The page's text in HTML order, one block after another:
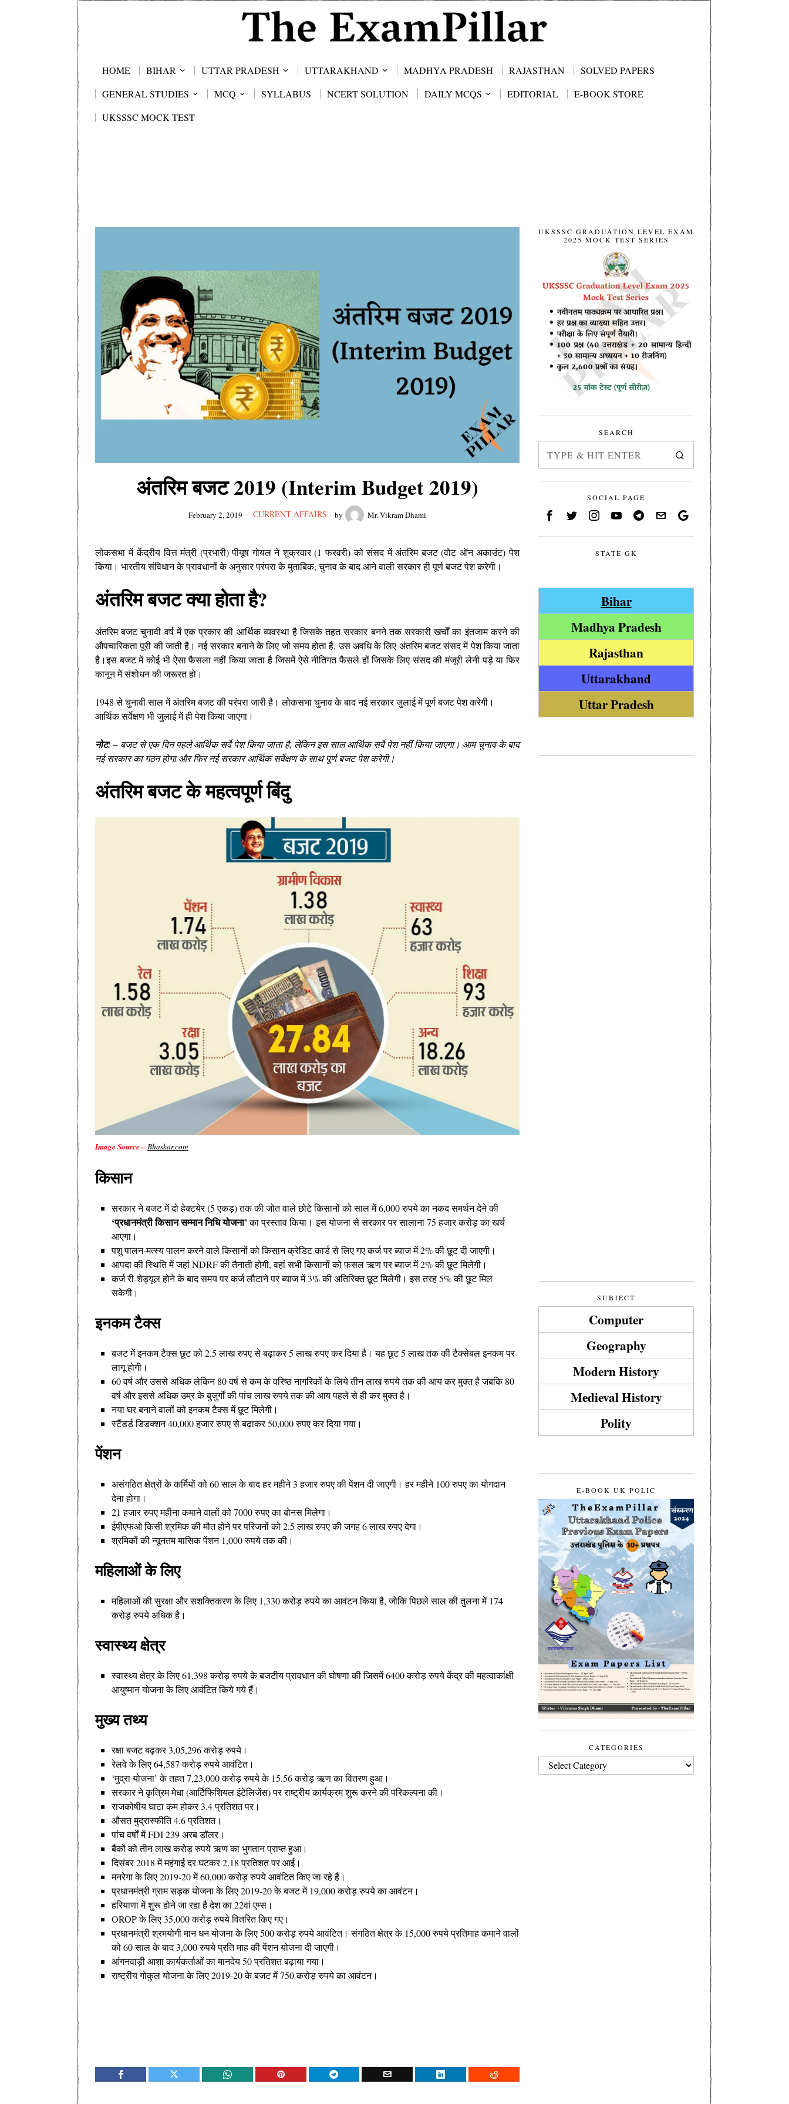
HOME BIHAR UTTAR PRADESH UTTARAKHAND MADHYA PRADESH RAJASTHAN
SOLVED PAPERS
GENERAL STUDIES
MCQ SYLLABUS NCERT SOLUTION DAILY MCQS EDITORIAL
E-BOOK STORE
UKSSSC MOCK TEST
अंतरिम बजट 2019 (Interim Budget 2019)
February 2, 2019 CURRENT AFFAIRS by Mr. Vikram Dhami
लोकसभा में केंद्रीय वित्त मंत्री (प्रभारी) पीयूष गोयल ने शुक्रवार (1 फरवरी) को संसद में अंतरिम बजट (वोट ऑन अकाउंट) पेश
किया। भारतीय संविधान के प्रावधानों के अनुसार परंपरा के मुताबिक, चुनाव के बाद आने वाली सरकार ही पूर्ण बजट पेश करेगी।
अंतरिम बजट क्या होता है?
अंतरिम बजट चुनावी वर्ष में एक प्रकार की आर्थिक व्यवस्था है जिसके तहत सरकार बनने तक सरकारी खर्चों का इंतजाम करने की
औपचारिकता पूरी की जाती है। नई सरकार बनाने के लिए जो समय होता है, उस अवधि के लिए अंतरिम बजट संसद में पेश किया जाता
है।इस बजट में कोई भी ऐसा फैसला नहीं किया जाता है जिसमें ऐसे नीतिगत फैसले हों जिसके लिए संसद की मंजूरी लेनी पड़े या फिर
कानून में संशोधन की जरूरत हो।
1948 से चुनावी साल में अंतरिम बजट की परंपरा जारी है। लोकसभा चुनाव के बाद नई सरकार जुलाई में पूर्ण बजट पेश करेगी।
आर्थिक सर्वेक्षण भी जुलाई में ही पेश किया जाएगा।
नोट: – बजट से एक दिन पहले आर्थिक सर्वे पेश किया जाता है, लेकिन इस साल आर्थिक सर्वे पेश नहीं किया जाएगा। आम चुनाव के बाद
नई सरकार का गठन होगा और फिर नई सरकार आर्थिक सर्वेक्षण के साथ पूर्ण बजट पेश करेगी।
अंतरिम बजट के महत्वपूर्ण बिंदु
Image Source –Bhaskar.com
किसान
सरकार ने बजट में दो हेक्टयेर (5 एकड़) तक की जोत वाले छोटे किसानों को साल में 6,000 रुपये का नकद समर्थन देने की
‘प्रधानमंत्री किसान सम्मान निधि योजना’का प्रस्‍ताव किया। इस योजना से सरकार पर सालाना 75 हजार करोड़ का खर्च
आएगा।
पशु पालन-मत्स्य पालन करने वाले किसानों को किसान क्रेडिट कार्ड से लिए गए कर्ज पर ब्याज में 2% की छूट दी जाएगी।
आपदा की स्थिति में जहां NDRF की तैनाती होगी, वहां सभी किसानों को फसल ऋण पर ब्याज में 2% की छूट मिलेगी।
कर्ज री-शेड्यूल होने के बाद समय पर कर्ज लौटाने पर ब्याज में 3% की अतिरिक्त छूट मिलेगी। इस तरह 5% की छूट मिल
सकेगी।
इनकम टैक्स
बजट में इनकम टैक्स छूट को 2.5 लाख रुपए से बढ़ाकर 5 लाख रुपए कर दिया है। यह छूट 5 लाख तक की टैक्सेबल इनकम पर
लागू होगी।
60 वर्ष और उससे अधिक लेकिन 80 वर्ष से कम के वरिष्ठ नागरिकों के लिये तीन लाख रुपये तक की आय कर मुक्त है जबकि 80
वर्ष और इससे अधिक उम्र के बुजुर्गों की पांच लाख रुपये तक की आय पहले से ही कर मुक्त है।
नया घर बनाने वालों को इनकम टैक्स में छूट मिलेगी।
स्टैंडर्ड डिडक्शन 40,000 हजार रुपए से बढ़ाकर 50,000 रुपए कर दिया गया।
पेंशन
असंगठित क्षेत्रों के कर्मियों को 60 साल के बाद हर महीने 3 हजार रुपए की पेंशन दी जाएगी। हर महीने 100 रुपए का योगदान
देना होगा।
21 हजार रुपए महीना कमाने वालों को 7000 रुपए का बोनस मिलेगा।
ईपीएफओ किसी श्रमिक की मौत होने पर परिजनों को 2.5 लाख रुपए की जगह 6 लाख रुपए देगा।
श्रमिकों की न्यूनतम मासिक पेंशन 1,000 रुपये तक की।
महिलाओं के लिए
महिलाओं की सुरक्षा और सशक्तिकरण के लिए 1,330 करोड़ रुपये का आवंटन किया है, जोकि पिछले साल की तुलना में 174
करोड़ रुपये अधिक है।
स्वास्थ्य क्षेत्र
स्वास्थ्य क्षेत्र के लिए 61,398 करोड़ रुपये के बजटीय प्रावधान की घोषणा की जिसमें 6400 करोड़ रुपये केंद्र की महत्वाकांक्षी
आयुष्मान योजना के लिए आवंटित किये गये हैं।
मुख्य तथ्य
रक्षा बजट बढ़कर 3,05,296 करोड़ रुपये।
रेलवे के लिए 64,587 करोड़ रुपये आवंटित।
‘मुद्रा योजना’ के तहत 7,23,000 करोड़ रुपये के 15.56 करोड़ ऋण का वितरण हुआ।
सरकार ने कृत्रिम मेधा (आर्टिफिशियल इंटेलिजेंस) पर राष्‍ट्रीय कार्यक्रम शुरू करने की परिकल्‍पना की।
राजकोषीय घाटा कम होकर 3.4 प्रतिशत पर।
औसत मुद्रास्फीति 4.6 प्रतिशत।
पांच वर्षों में FDI 239 अरब डॉलर।
बैंकों को तीन लाख करोड़ रुपये ऋण का भुगतान प्राप्त हुआ।
दिसंबर 2018 में महंगाई दर घटकर 2.18 प्रतिशत पर आई।
मनरेगा के लिए 2019-20 में 60,000 करोड़ रुपये आवंटित किए जा रहे हैं।
प्रधानमंत्री ग्राम सड़क योजना के लिए 2019-20 के बजट में 19,000 करोड़ रुपये का आवंटन।
हरियाणा में शुरू होने जा रहा है देश का 22वां एम्स।
OROP के लिए 35,000 करोड़ रुपये वितरित किए गए।
प्रधानमंत्री श्रमयोगी मान धन योजना के लिए 500 करोड़ रुपये आवंटित। संगठित क्षेत्र के 15,000 रुपये प्रतिमाह कमाने वालों
को 60 साल के बाद 3,000 रुपये प्रति माह की पेंशन योजना दी जाएगी।
आंगनवाड़ी आशा कार्यकर्ताओं का मानदेय 50 प्रतिशत बढ़ाया गया।
राष्ट्रीय गोकुल योजना के लिए 2019-20 के बजट में 750 करोड़ रुपये का आवंटन।
UKSSSC GRADUATION LEVEL EXAM
2025 MOCK TEST SERIES
SEARCH
SOCIAL PAGE
STATE GK
Bihar
Madhya Pradesh
Rajasthan
Uttarakhand
Uttar Pradesh
SUBJECT
Computer
Geography
Modern History
Medieval History
Polity
E-BOOK UK POLIC
CATEGORIES
CATEGORIES